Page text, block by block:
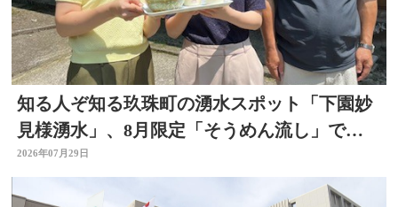
知る人ぞ知る玖珠町の湧水スポット「下園妙
見様湧水」、8月限定「そうめん流し」で涼
を求めて
2026年07月29日